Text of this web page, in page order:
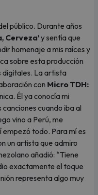
público. Durante años
Cerveza’y sentía que
homenaje a mis raíces y
sobre esta producción
La artista
con Micro TDH:
Él ya conocía mi
cuando iba al
vino a Perú, me
todo. Para mí es
un artista que admiro
añadió: “Tiene
exactamente el toque
representa algo muy